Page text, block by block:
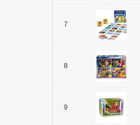
7
8
9